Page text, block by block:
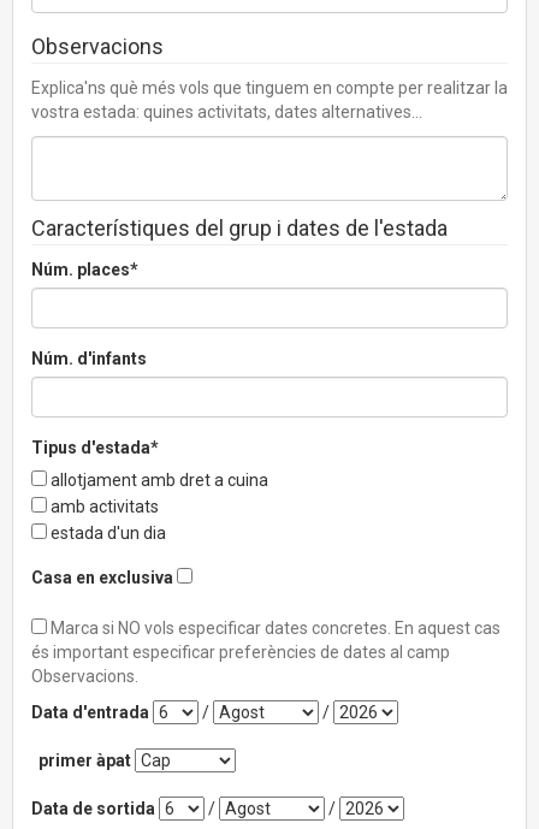
Observacions
Explica'ns què més vols que tinguem en compte per realitzar la
vostra estada: quines activitats, dates alternatives...
Característiques del grup i dates de l'estada
Núm. places*
Núm. d'infants
Tipus d'estada*
allotjament amb dret a cuina
amb activitats
estada d'un dia
Casa en exclusiva
Marca si NO vols especificar dates concretes. En aquest cas
és important especificar preferències de dates al camp
Observacions.
Data d'entrada
/ /
primer àpat
Data de sortida / /